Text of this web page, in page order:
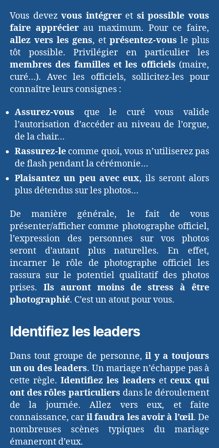
Vous devezvous intégreret si possible vous
faire apprécierau maximum. Pour ce faire,
allez vers les gens, et présentez-vous le plus
tôt possible. Privilégier en particulier les
membres des familles et les officiels (maire,
curé…). Avec les officiels, sollicitez-les pour
connaître leurs consignes :
Assurez-vous que le curé vous valide
l’autorisation d’accéder au niveau de l’orgue,
de la chair…
Rassurez-le comme quoi, vous n’utiliserez pas
de flash pendant la cérémonie…
Plaisantez un peu avec eux, ils seront alors
plus détendus sur les photos…
De manière générale, le fait de vous
présenter/afficher comme photographe officiel,
l’expression des personnes sur vos photos
seront d’autant plus naturelles. En effet,
incarner le rôle de photographe officiel les
rassura sur le potentiel qualitatif des photos
prises. Ils auront moins de stress à être
photographié. C’est un atout pour vous.
Identifiez les leaders
Dans tout groupe de personne,il y a toujours
un ou des leaders. Un mariage n’échappe pas à
cette règle.Identifiez les leaders et ceux qui
ont des rôles particuliers dans le déroulement
de la journée. Allez vers eux, et faite
connaissance, caril faudra les avoir à l’œil. De
nombreuses scènes typiques du mariage
émaneront d’eux.